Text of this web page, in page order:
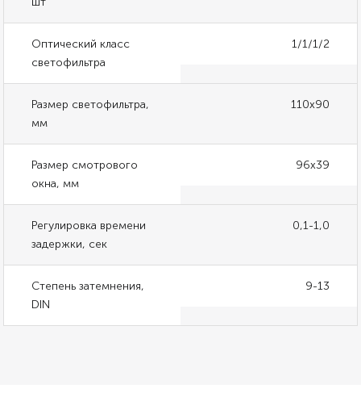
Оптический класс
светофильтра
1/1/1/2
Размер светофильтра,
мм
110х90
Размер смотрового
окна, мм
96х39
Регулировка времени
задержки, сек
0,1-1,0
Степень затемнения,
DIN
9-13